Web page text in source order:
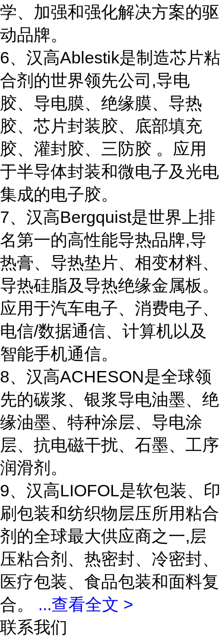
学、加强和强化解决方案的驱
动品牌。
6、汉高Ablestik是制造芯片粘
合剂的世界领先公司,导电
胶、导电膜、绝缘膜、导热
胶、芯片封装胶、底部填充
胶、灌封胶、三防胶 。应用
于半导体封装和微电子及光电
集成的电子胶。
7、汉高Bergquist是世界上排
名第一的高性能导热品牌,导
热膏、导热垫片、相变材料、
导热硅脂及导热绝缘金属板。
应用于汽车电子、消费电子、
电信/数据通信、计算机以及
智能手机通信。
8、汉高ACHESON是全球领
先的碳浆、银浆导电油墨、绝
缘油墨、特种涂层、导电涂
层、抗电磁干扰、石墨、工序
润滑剂。
9、汉高LIOFOL是软包装、印
刷包装和纺织物层压所用粘合
剂的全球最大供应商之一,层
压粘合剂、热密封、冷密封、
医疗包装、食品包装和面料复
合。 ...查看全文 >
联系我们